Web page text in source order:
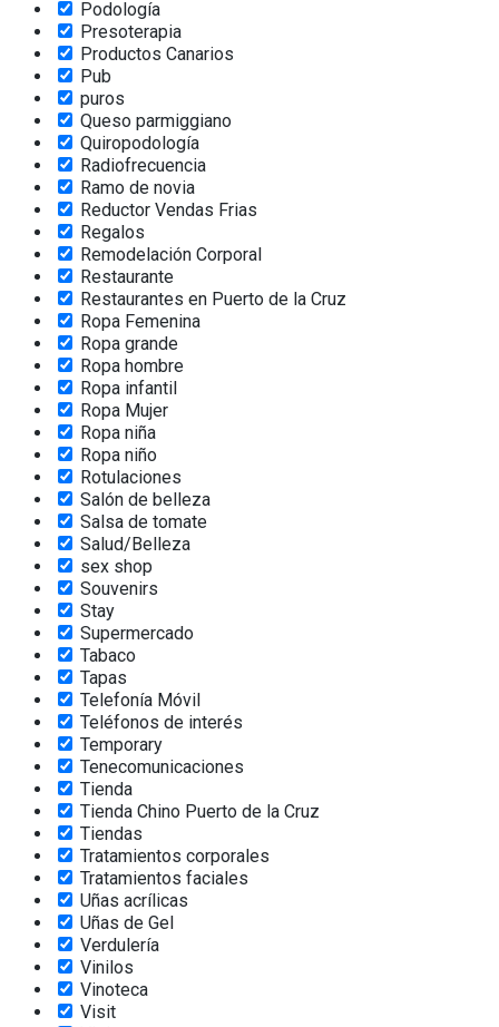
Podología
Presoterapia
Productos Canarios
Pub
puros
Queso parmiggiano
Quiropodología
Radiofrecuencia
Ramo de novia
Reductor Vendas Frias
Regalos
Remodelación Corporal
Restaurante
Restaurantes en Puerto de la Cruz
Ropa Femenina
Ropa grande
Ropa hombre
Ropa infantil
Ropa Mujer
Ropa niña
Ropa niño
Rotulaciones
Salón de belleza
Salsa de tomate
Salud/Belleza
sex shop
Souvenirs
Stay
Supermercado
Tabaco
Tapas
Telefonía Móvil
Teléfonos de interés
Temporary
Tenecomunicaciones
Tienda
Tienda Chino Puerto de la Cruz
Tiendas
Tratamientos corporales
Tratamientos faciales
Uñas acrílicas
Uñas de Gel
Verdulería
Vinilos
Vinoteca
Visit